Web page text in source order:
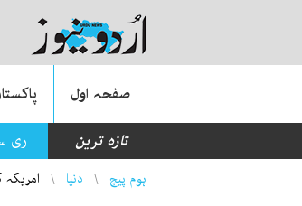
صفحہ اول
تازہ ترین
ری
are here
ہوم پیچ دنیا امریکہ